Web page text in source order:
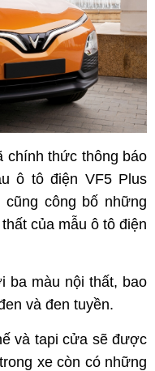
chính thức thông báo
ô tô điện VF5 Plus
công bố những
của mẫu ô tô điện
ba màu nội thất, bao
và đen tuyền.
và tapi cửa sẽ được
xe còn có những